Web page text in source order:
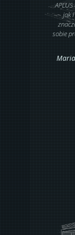
jak
sobie